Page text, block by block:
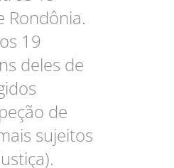
Rondônia.
19
deles de
de
sujeitos